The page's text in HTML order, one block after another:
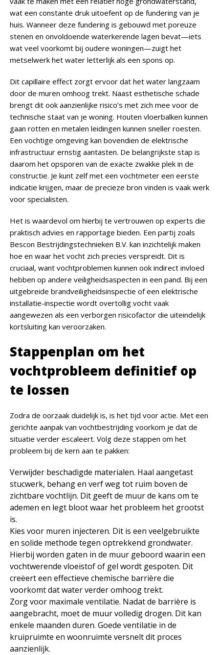
wat een constante druk uitoefent op de fundering van je
huis. Wanneer deze fundering is gebouwd met poreuze
stenen en onvoldoende waterkerende lagen bevat—iets
wat veel voorkomt bij oudere woningen—zuigt het
metselwerk het water letterlijk als een spons op.
Dit capillaire effect zorgt ervoor dat het water langzaam
door de muren omhoog trekt. Naast esthetische schade
brengt dit ook aanzienlijke risico’s met zich mee voor de
technische staat van je woning. Houten vloerbalken kunnen
gaan rotten en metalen leidingen kunnen sneller roesten.
Een vochtige omgeving kan bovendien de elektrische
infrastructuur ernstig aantasten. De belangrijkste stap is
daarom het opsporen van de exacte zwakke plek in de
constructie. Je kunt zelf met een vochtmeter een eerste
indicatie krijgen, maar de precieze bron vinden is vaak werk
voor specialisten.
Het is waardevol om hierbij te vertrouwen op experts die
praktisch advies en rapportage bieden. Een partij zoals
Bescon Bestrijdingstechnieken B.V. kan inzichtelijk maken
hoe en waar het vocht zich precies verspreidt. Dit is
cruciaal, want vochtproblemen kunnen ook indirect invloed
hebben op andere veiligheidsaspecten in een pand. Bij een
uitgebreide brandveiligheidsinspectie of een elektrische
installatie-inspectie wordt overtollig vocht vaak
aangewezen als een verborgen risicofactor die uiteindelijk
kortsluiting kan veroorzaken.
Stappenplan om het
vochtprobleem definitief op
te lossen
Zodra de oorzaak duidelijk is, is het tijd voor actie. Met een
gerichte aanpak van vochtbestrijding voorkom je dat de
situatie verder escaleert. Volg deze stappen om het
probleem bij de kern aan te pakken:
Verwijder beschadigde materialen. Haal aangetast
stucwerk, behang en verf weg tot ruim boven de
zichtbare vochtlijn. Dit geeft de muur de kans om te
ademen en legt bloot waar het probleem het grootst
is.
Kies voor muren injecteren. Dit is een veelgebruikte
en solide methode tegen optrekkend grondwater.
Hierbij worden gaten in de muur geboord waarin een
vochtwerende vloeistof of gel wordt gespoten. Dit
creëert een effectieve chemische barrière die
voorkomt dat water verder omhoog trekt.
Zorg voor maximale ventilatie. Nadat de barrière is
aangebracht, moet de muur volledig drogen. Dit kan
enkele maanden duren. Goede ventilatie in de
kruipruimte en woonruimte versnelt dit proces
aanzienlijk.